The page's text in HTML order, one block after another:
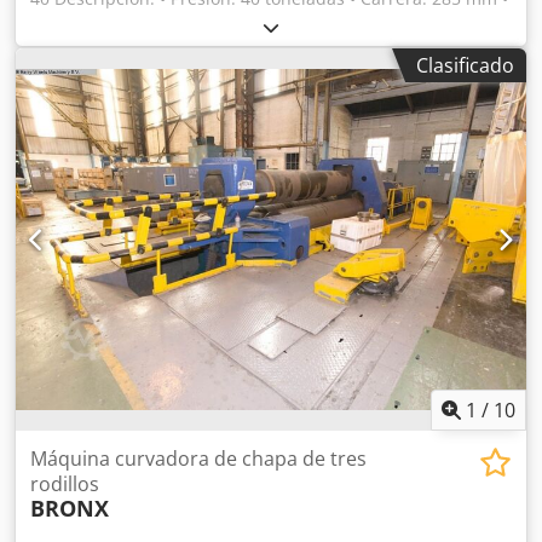
Altura máxima de la herramienta: 250 mm • Doblado de
perfiles planos sobre el borde superior: 200 x 24 mm •
Velocidad de trabajo: 10,0 mm/segundo • Velocidad de
retorno: 10,0 mm/segundo • Altura de trabajo: 930 mm •
Mesa: 660 x 1250 mm • Consumo total de energía: 4,0 kW •
Motor: 400 voltios, 50 Hz • Peso: 1100 kg • Dimensiones
(largo x ancho x alto): 1250 x 650 x 1250 mm • Capacidad
de aceite: 40,0 litros Equipamiento: • Máquina de doblado
horizontal hidráulica • Superficie de trabajo sólida
fabricada con acero estabilizado • Máquina fabricada con
acero forjado, templado y rectificado • Pantalla digital para
el ajuste de la carrera • 1 juego de herramientas Cjdefg Eu
Ropfx Angsha • Interruptor de pedal doble
Clasificado
1 / 10
Máquina curvadora de chapa de tres
rodillos
BRONX